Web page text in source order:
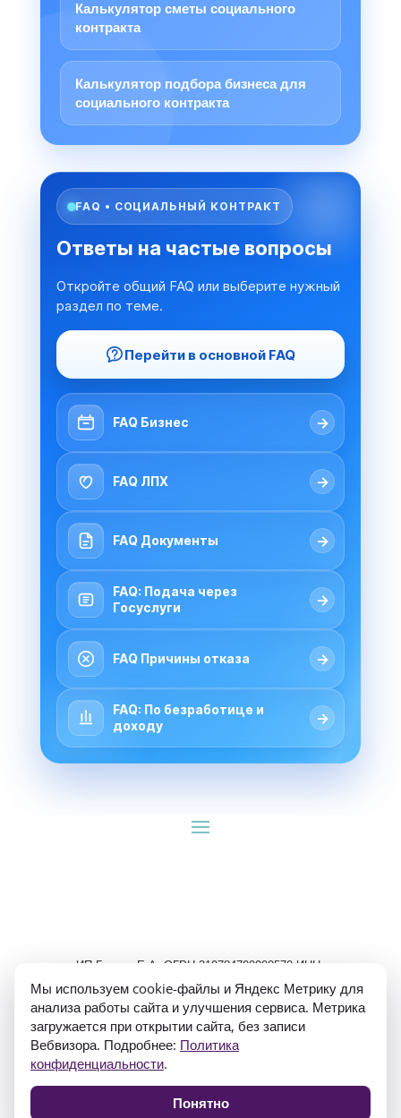
Калькулятор сметы социального
контракта
Калькулятор подбора бизнеса для
социального контракта
FAQ • СОЦИАЛЬНЫЙ КОНТРАКТ
Ответы на частые вопросы
Откройте общий FAQ или выберите нужный
раздел по теме.
Перейти в основной FAQ
FAQ Бизнес →
FAQ ЛПХ →
FAQ Документы →
FAQ: Подача через
Госуслуги
→
FAQ Причины отказа →
FAQ: По безработице и
доходу
→
ИП Гуляев Е.А. ОГРН 310784709900570 ИНН
Политика конфиденциальности
Согласие на обработку персональных данных
Мы используем cookie-файлы и Яндекс Метрику для
анализа работы сайта и улучшения сервиса. Метрика
загружается при открытии сайта, без записи
Вебвизора. Подробнее: Политика
конфиденциальности.
Понятно